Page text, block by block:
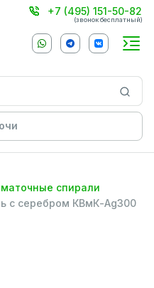
+7 (495) 151-50-82
(звонок бесплатный)
спирали
с серебром КВмК-Ag300